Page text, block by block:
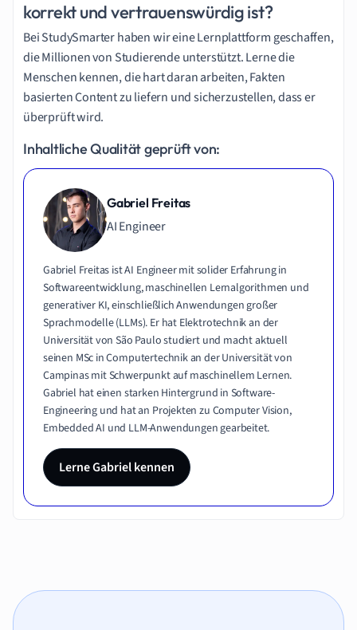
korrekt und vertrauenswürdig ist?
Bei StudySmarter haben wir eine Lernplattform geschaffen,
die Millionen von Studierende unterstützt. Lerne die
Menschen kennen, die hart daran arbeiten, Fakten
basierten Content zu liefern und sicherzustellen, dass er
überprüft wird.
Inhaltliche Qualität geprüft von:
Gabriel Freitas
AI Engineer
Gabriel Freitas ist AI Engineer mit solider Erfahrung in
Softwareentwicklung, maschinellen Lernalgorithmen und
generativer KI, einschließlich Anwendungen großer
Sprachmodelle (LLMs). Er hat Elektrotechnik an der
Universität von São Paulo studiert und macht aktuell
seinen MSc in Computertechnik an der Universität von
Campinas mit Schwerpunkt auf maschinellem Lernen.
Gabriel hat einen starken Hintergrund in Software-
Engineering und hat an Projekten zu Computer Vision,
Embedded AI und LLM-Anwendungen gearbeitet.
Lerne Gabriel kennen